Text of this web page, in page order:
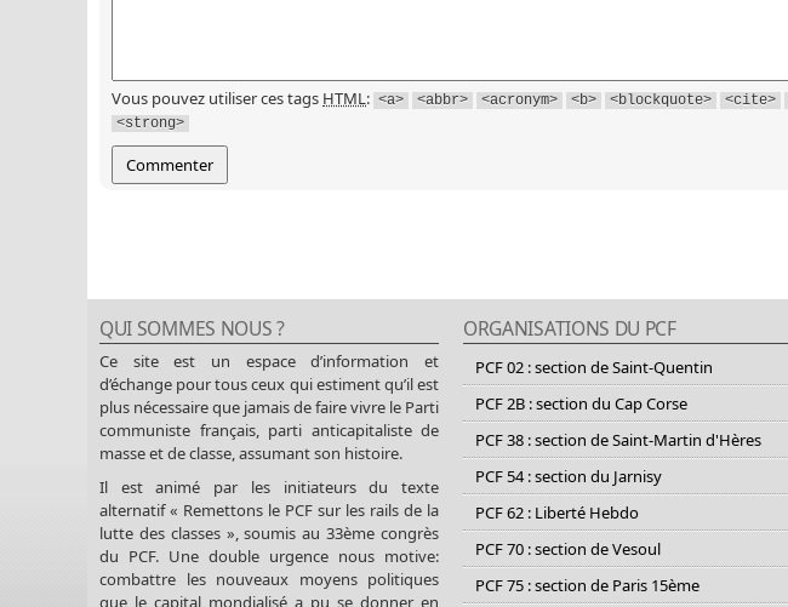
Vous pouvez utiliser ces tags HTML: <a> <abbr> <acronym> <b> <blockquote> <cite>
<strong>
QUI SOMMES NOUS ?
Ce site est un espace d’information et
d’échange pour tous ceux qui estiment qu’il est
plus nécessaire que jamais de faire vivre le Parti
communiste français, parti anticapitaliste de
masse et de classe, assumant son histoire.
Il est animé par les initiateurs du texte
alternatif « Remettons le PCF sur les rails de la
lutte des classes », soumis au 33ème congrès
du PCF. Une double urgence nous motive:
combattre les nouveaux moyens politiques
que le capital mondialisé a pu se donner en
ORGANISATIONS DU PCF
PCF 02 : section de Saint-Quentin
PCF 2B : section du Cap Corse
PCF 38 : section de Saint-Martin d'Hères
PCF 54 : section du Jarnisy
PCF 62 : Liberté Hebdo
PCF 70 : section de Vesoul
PCF 75 : section de Paris 15ème